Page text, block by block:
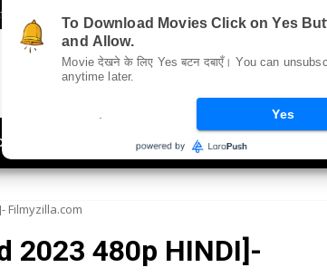
Sitemap
UPDATES LIFESTYLE
Filmyzilla.com
2023 480p HINDI]-
To Download Movies Click on Yes
and Allow.
Movie देखने के लिए Yes बटन दबाएँ। You can
anytime later.
Yes